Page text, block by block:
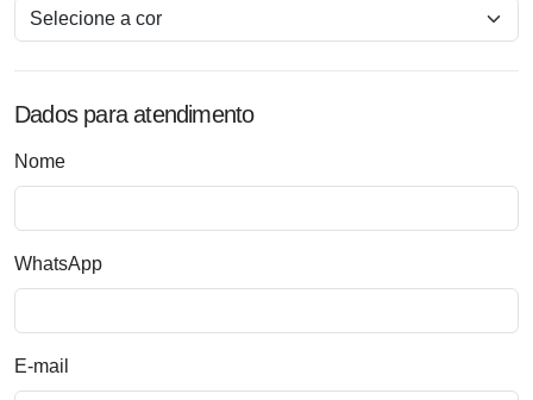
Dados para atendimento
Nome
WhatsApp
E-mail